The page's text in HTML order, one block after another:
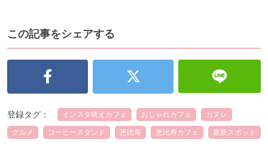
この記事をシェアする
登録タグ： インスタ映えカフェ おしゃれカフェ カヌレ
グルメ コーヒースタンド 恵比寿 恵比寿カフェ 最新スポット